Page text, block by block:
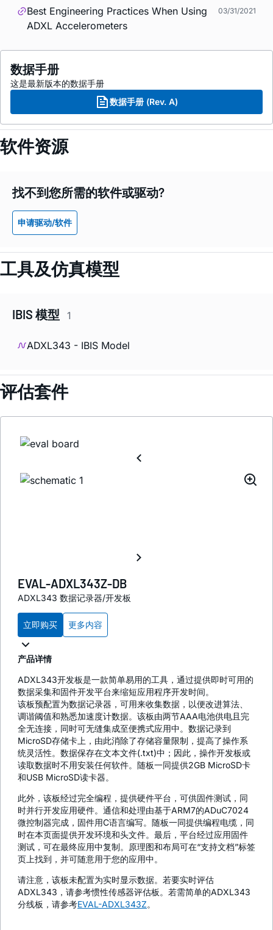
Best Engineering Practices When Using
ADXL Accelerometers
03/31/2021
数据手册
这是最新版本的数据手册
数据手册 (Rev. A)
软件资源
找不到您所需的软件或驱动?
申请驱动/软件
工具及仿真模型
IBIS 模型 1
ADXL343 - IBIS Model
评估套件
EVAL-ADXL343Z-DB
ADXL343 数据记录器/开发板
立即购买 更多内容
产品详情
ADXL343开发板是一款简单易用的工具，通过提供即时可用的
数据采集和固件开发平台来缩短应用程序开发时间。
该板预配置为数据记录器，可用来收集数据，以便改进算法、
调谐阈值和熟悉加速度计数据。该板由两节AAA电池供电且完
全无连接，同时可无缝集成至便携式应用中。数据记录到
MicroSD存储卡上，由此消除了存储容量限制，提高了操作系
统灵活性。数据保存在文本文件(.txt)中；因此，操作开发板或
读取数据时不用安装任何软件。随板一同提供2GB MicroSD卡
和USB MicroSD读卡器。
此外，该板经过完全编程，提供硬件平台，可供固件测试，同
时并行开发应用硬件。通信和处理由基于ARM7的ADuC7024
微控制器完成，固件用C语言编写。随板一同提供编程电缆，同
时在本页面提供开发环境和头文件。最后，平台经过应用固件
测试，可在最终应用中复制。原理图和布局可在“支持文档”标签
页上找到，并可随意用于您的应用中。
请注意，该板未配置为实时显示数据。若要实时评估
ADXL343，请参考惯性传感器评估板。若需简单的ADXL343
分线板，请参考EVAL-ADXL343Z。